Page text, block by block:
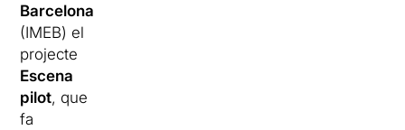
Barcelona
(IMEB) el
projecte
Escena
pilot, que
fa